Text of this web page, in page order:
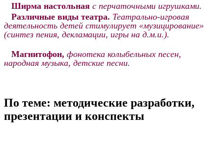
Ширма настольная с перчаточными игрушками.
Различные виды театра. Театрально-игровая
деятельность детей стимулирует «музицирование»
(синтез пения, декламации, игры на д.м.и.).
Магнитофон, фонотека колыбельных песен,
народная музыка, детские песни.
По теме: методические разработки,
презентации и конспекты